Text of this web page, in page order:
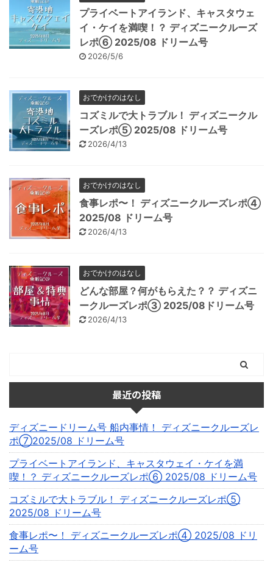
プライベートアイランド、キャスタウェ
イ・ケイを満喫！？ ディズニークルーズ
レポ⑥ 2025/08 ドリーム号
2026/5/6
おでかけのはなし
コズミルで大トラブル！ ディズニークル
ーズレポ⑤ 2025/08 ドリーム号
2026/4/13
おでかけのはなし
食事レポ〜！ ディズニークルーズレポ④
2025/08 ドリーム号
2026/4/13
おでかけのはなし
どんな部屋？何がもらえた？？ ディズニ
ークルーズレポ③ 2025/08ドリーム号
2026/4/13
最近の投稿
ディズニードリーム号 船内事情！ ディズニークルーズレ
ポ⑦2025/08 ドリーム号
プライベートアイランド、キャスタウェイ・ケイを満
喫！？ ディズニークルーズレポ⑥ 2025/08 ドリーム号
コズミルで大トラブル！ ディズニークルーズレポ⑤
2025/08 ドリーム号
食事レポ〜！ ディズニークルーズレポ④ 2025/08 ドリ
ーム号